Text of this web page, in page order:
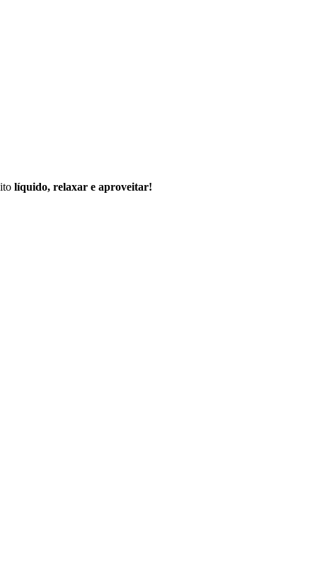
líquido, relaxar e aproveitar!